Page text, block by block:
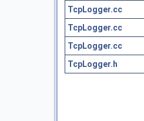
TcpLogger.cc
TcpLogger.cc
TcpLogger.cc
TcpLogger.h